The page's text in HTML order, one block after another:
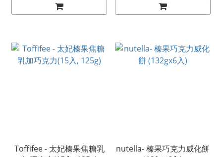
Toffifee - 太妃榛果焦糖乳
nutella- 榛果巧克力威化餅